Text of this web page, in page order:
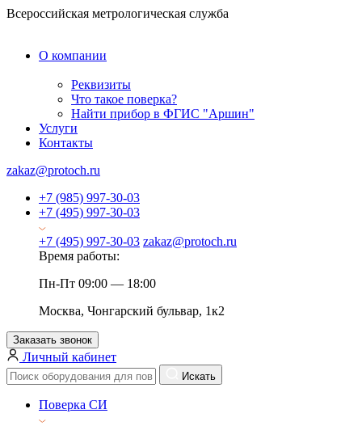
Всероссийская метрологическая служба
О компании
Реквизиты
Что такое поверка?
Найти прибор в ФГИС "Аршин"
Услуги
Контакты
zakaz@protoch.ru
+7 (985) 997-30-03
+7 (495) 997-30-03
+7 (495) 997-30-03 zakaz@protoch.ru
Время работы:
Пн-Пт 09:00 — 18:00
Москва, Чонгарский бульвар, 1к2
Заказать звонок
Личный кабинет
Искать
Поверка СИ